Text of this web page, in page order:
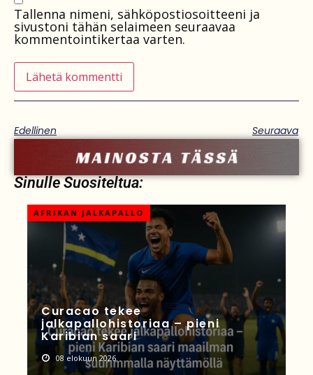
Tallenna nimeni, sähköpostiosoitteeni ja
sivustoni tähän selaimeen seuraavaa
kommentointikertaa varten.
Edellinen Seuraava
Sinulle Suositeltua:
AFRIKAN JALKAPALLO
Curacao tekee
jalkapallohistoriaa – pieni
Karibian saari
08 elokuun 2026